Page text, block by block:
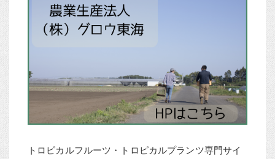
トロピカルフルーツ・トロピカルプランツ専門サイ